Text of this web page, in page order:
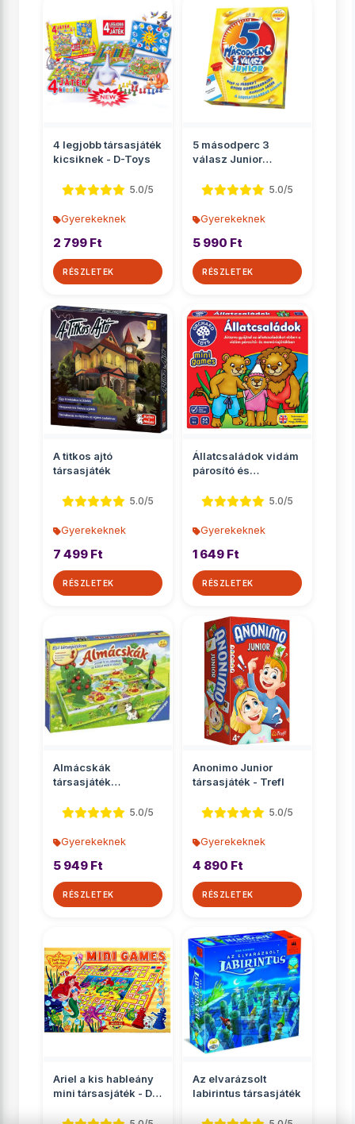
4 legjobb társasjáték
kicsiknek - D-Toys
5.0/5
Gyerekeknek
2 799 Ft
RÉSZLETEK
5 másodperc 3
válasz Junior
5.0/5
Gyerekeknek
5 990 Ft
RÉSZLETEK
A titkos ajtó
társasjáték
5.0/5
Gyerekeknek
7 499 Ft
RÉSZLETEK
Állatcsaládok vidám
párosító és
5.0/5
Gyerekeknek
1 649 Ft
RÉSZLETEK
Almácskák
társasjáték
Ravensburger 5.0/5
Gyerekeknek
5 949 Ft
RÉSZLETEK
Anonimo Junior
társasjáték - Trefl
5.0/5
Gyerekeknek
4 890 Ft
RÉSZLETEK
Ariel a kis hableány
mini társasjáték - D-
Az elvarázsolt
labirintus társasjáték